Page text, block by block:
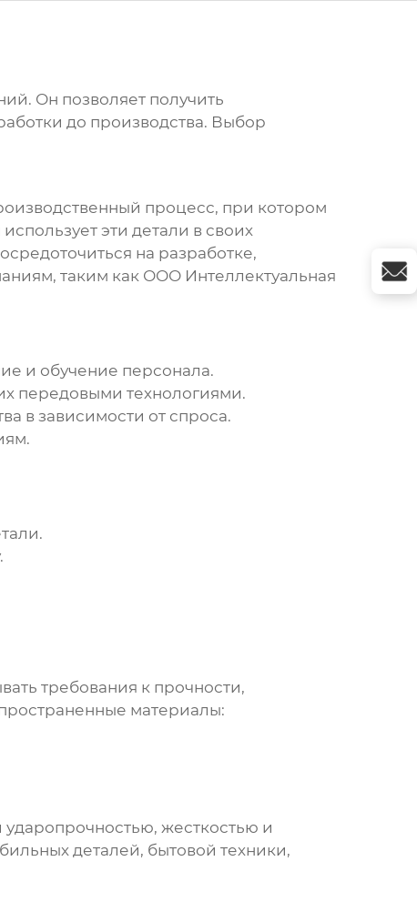
Он позволяет получить
до производства. Выбор
процесс, при котором
эти детали в своих
на разработке,
таким как ООО Интеллектуальная
и обучение персонала.
передовыми технологиями.
в зависимости от спроса.
требования к прочности,
материалы:
жесткостью и
деталей, бытовой техники,